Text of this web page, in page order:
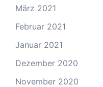
März 2021
Februar 2021
Januar 2021
Dezember 2020
November 2020